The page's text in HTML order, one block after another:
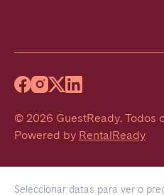
Seleccionar datas para ver o
© 2026 GuestReady. Todos
Powered by RentalReady